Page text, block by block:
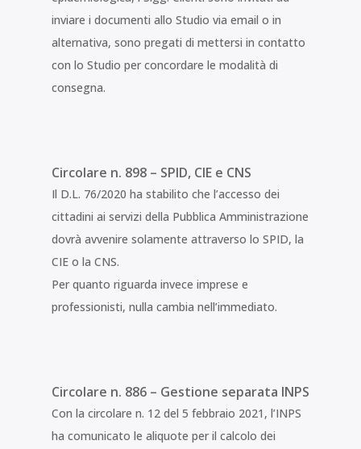
inviare i documenti allo Studio via email o in
alternativa, sono pregati di mettersi in contatto
con lo Studio per concordare le modalità di
consegna.
Circolare n. 898 – SPID, CIE e CNS
Il D.L. 76/2020 ha stabilito che l’accesso dei
cittadini ai servizi della Pubblica Amministrazione
dovrà avvenire solamente attraverso lo SPID, la
CIE o la CNS.
Per quanto riguarda invece imprese e
professionisti, nulla cambia nell’immediato.
Circolare n. 886 – Gestione separata INPS
Con la circolare n. 12 del 5 febbraio 2021, l’INPS
ha comunicato le aliquote per il calcolo dei